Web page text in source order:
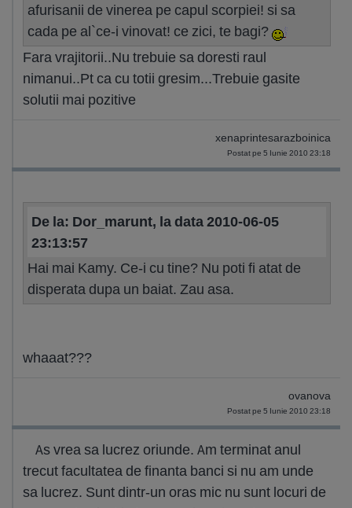
afurisanii de vinerea pe capul scorpiei! si sa
cada pe al`ce-i vinovat! ce zici, te bagi?
Fara vrajitorii..Nu trebuie sa doresti raul
nimanui..Pt ca cu totii gresim...Trebuie gasite
solutii mai pozitive
xenaprintesarazboinica
Postat pe 5 Iunie 2010 23:18
De la: Dor_marunt, la data 2010-06-05
23:13:57
Hai mai Kamy. Ce-i cu tine? Nu poti fi atat de
disperata dupa un baiat. Zau asa.
whaaat???
ovanova
Postat pe 5 Iunie 2010 23:18
As vrea sa lucrez oriunde. Am terminat anul
trecut facultatea de finanta banci si nu am unde
sa lucrez. Sunt dintr-un oras mic nu sunt locuri de